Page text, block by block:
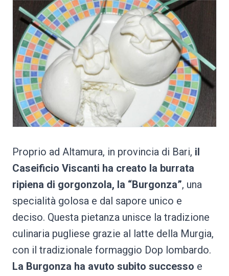
Proprio ad Altamura, in provincia di Bari, il
Caseificio Viscanti ha creato la burrata
ripiena di gorgonzola, la “Burgonza”, una
specialità golosa e dal sapore unico e
deciso. Questa pietanza unisce la tradizione
culinaria pugliese grazie al latte della Murgia,
con il tradizionale formaggio Dop lombardo.
La Burgonza ha avuto subito successo e